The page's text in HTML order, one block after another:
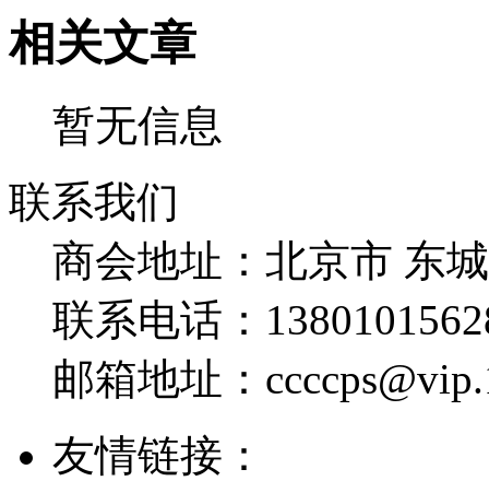
相关文章
暂无信息
联系我们
商会地址： 北京市 东
联系电话：
邮箱地址：
友情链接：